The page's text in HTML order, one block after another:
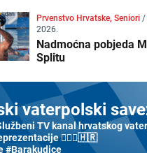
Prvenstvo Hrvatske, Seniori /
2026.
Nadmoćna pobjeda
Splitu
vaterpolski
TV kanal hrvatskog
🤽🏼‍♀️🇭🇷
#Barakudice